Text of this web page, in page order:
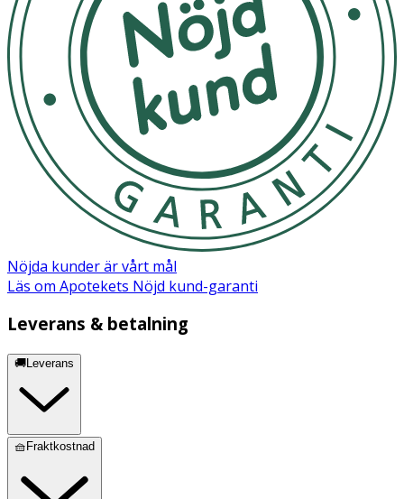
Nöjda kunder är vårt mål
Läs om Apotekets Nöjd kund-garanti
Leverans & betalning
🚚Leverans
🧺Fraktkostnad